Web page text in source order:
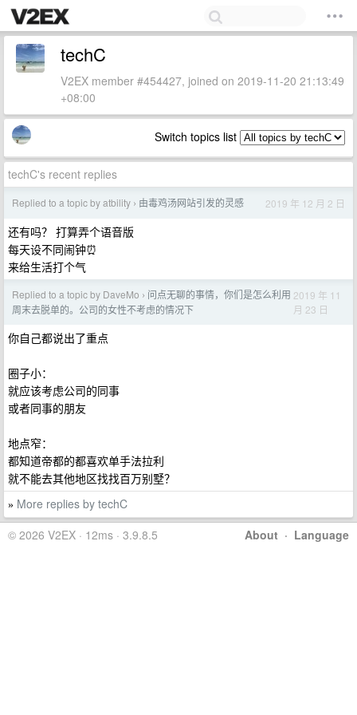
techC
V2EX member #454427, joined on 2019-11-20 21:13:49
+08:00
Switch topics list
techC's recent replies
Replied to a topic by atbility › 由毒鸡汤网站引发的灵感 2019 年 12 月 2 日
还有吗？ 打算弄个语音版
每天设不同闹钟⏰
来给生活打个气
Replied to a topic by DaveMo › 问点无聊的事情，你们是怎么利用
周末去脱单的。公司的女性不考虑的情况下
2019 年 11
月 23 日
你自己都说出了重点
圈子小：
就应该考虑公司的同事
或者同事的朋友
地点窄：
都知道帝都的都喜欢单手法拉利
就不能去其他地区找找百万别墅？
» More replies by techC
About · Language
© 2026 V2EX · 12ms · 3.9.8.5